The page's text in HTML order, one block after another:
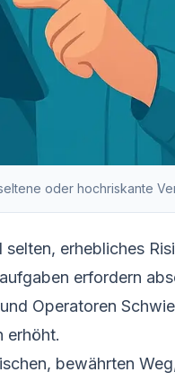
oder hochriskante
erhebliches
erfordern
Operatoren
erhöht.
bewährten